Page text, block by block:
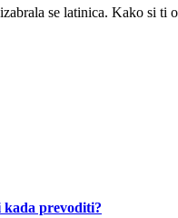
se latinica. Kako si ti
kada prevoditi?